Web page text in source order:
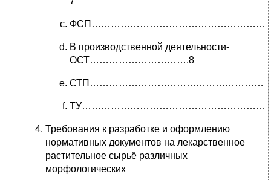
В производственной деятельности-
ОСТ………………………….8
Требования к разработке и оформлению
нормативных документов на лекарственное
растительное сырьё различных
морфологических